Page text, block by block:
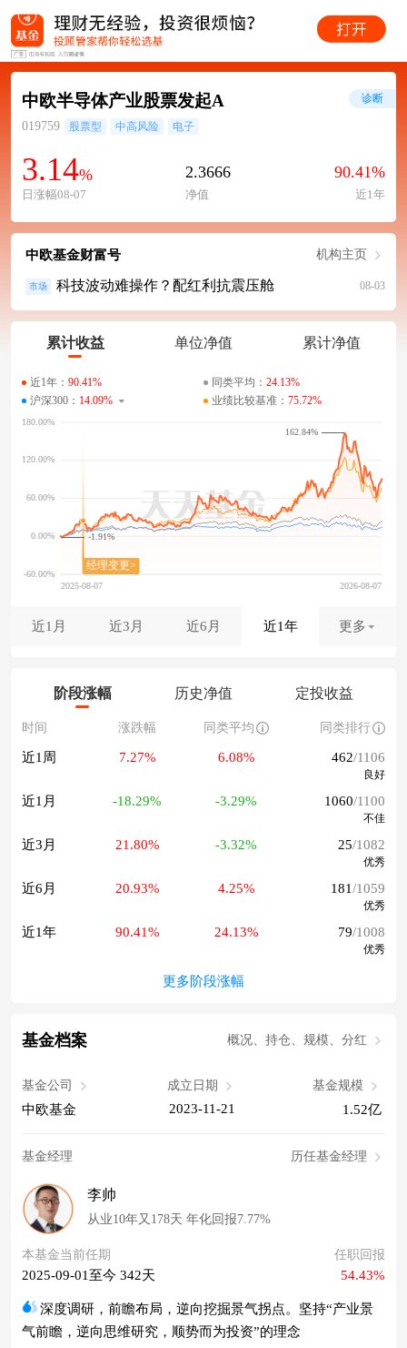
中欧半导体产业股票发起A
019759 股票型 中高风险 电子
3.14%
日涨幅08-07
2.3666
净值
90.41%
近1年
诊断
中欧基金财富号 机构主页
市场 科技波动难操作？配红利抗震压舱 08-03
累计收益 单位净值 累计净值
近1年： 90.41% 同类平均： 24.13%
沪深300： 14.09% 业绩比较基准： 75.72%
-1.91%
162.84%
近1月 近3月 近6月 近1年 更多
阶段涨幅 历史净值 定投收益
时间 涨跌幅 同类平均 同类排行
近1周 7.27% 6.08% 462/1106
良好
近1月 -18.29% -3.29% 1060/1100
不佳
近3月 21.80% -3.32% 25/1082
优秀
近6月 20.93% 4.25% 181/1059
优秀
近1年 90.41% 24.13% 79/1008
优秀
更多阶段涨幅
基金档案 概况、持仓、规模、分红
基金公司
中欧基金
成立日期
2023-11-21
基金规模
1.52亿
基金经理 历任基金经理
李帅
从业10年又178天 年化回报7.77%
本基金当前任期
2025-09-01至今 342天
任职回报
54.43%
深度调研，前瞻布局，逆向挖掘景气拐点。坚持“产业景
气前瞻，逆向思维研究，顺势而为投资”的理念